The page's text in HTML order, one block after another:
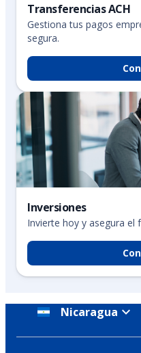
Transferencias ACH
Gestiona tus pagos
segura.
Inversiones
Invierte hoy y asegura el
Nicaragua